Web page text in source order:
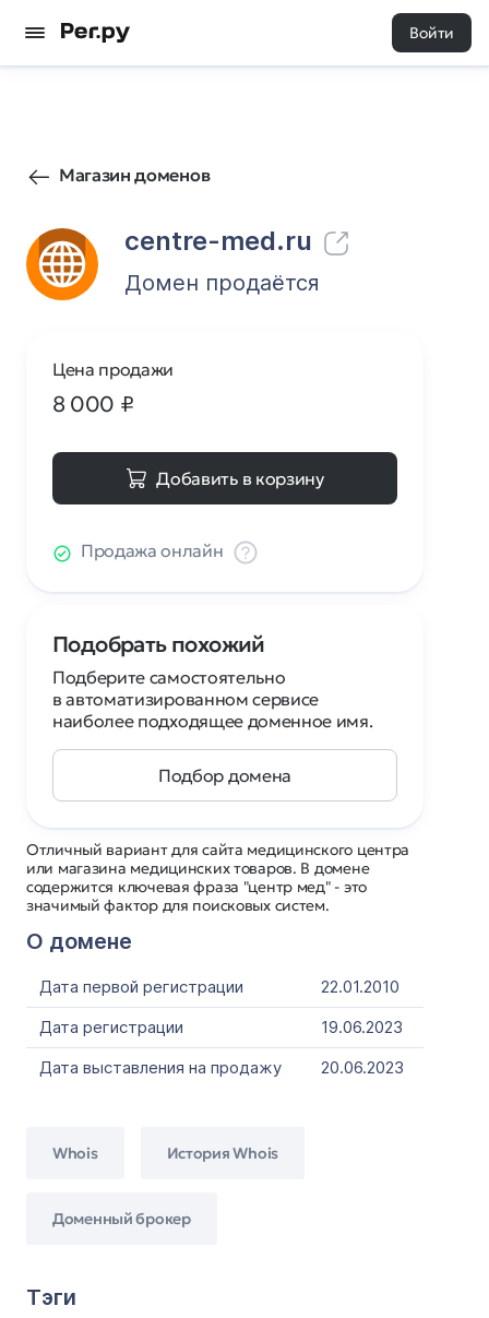
Войти
Магазин доменов
centre-med.ru
12 0
Домен продаётся
Отличный вариант для сайта медицинского центра
или магазина медицинских товаров. В домене
содержится ключевая фраза "центр мед" - это
значимый фактор для поисковых систем.
О домене
Дата первой регистрации
22.01.2010
Дата регистрации
19.06.2023
Дата выставления на продажу
20.06.2023
Whois История Whois
Доменный брокер
Тэги
Цена продажи
8 000 ₽
Добавить в корзину
Продажа онлайн
Подобрать похожий
Подберите самостоятельно
в автоматизированном сервисе
наиболее подходящее доменное имя.
Подбор домена